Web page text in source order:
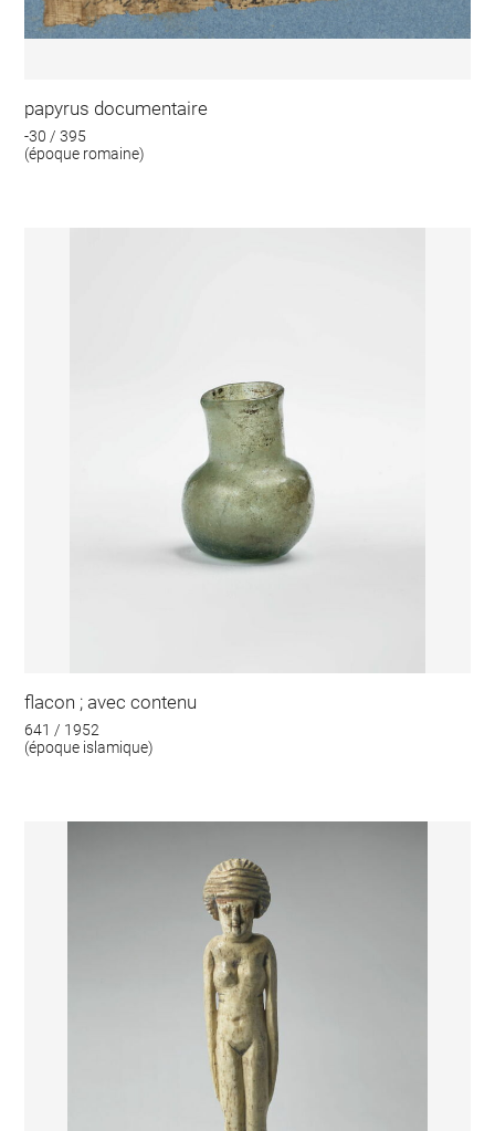
papyrus documentaire
-30 / 395
(époque romaine)
flacon ; avec contenu
641 / 1952
(époque islamique)